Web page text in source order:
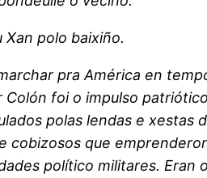
polo baixiño.
pra América en
foi o impulso
polas lendas e
cobizosos que
político militares.